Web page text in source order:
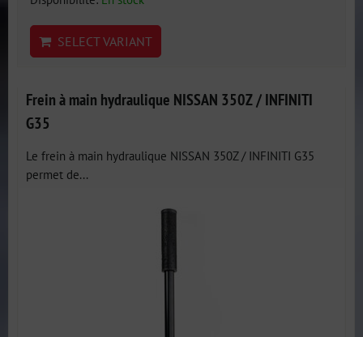
SELECT VARIANT
Frein à main hydraulique NISSAN 350Z / INFINITI
G35
Le frein à main hydraulique NISSAN 350Z / INFINITI G35
permet de...